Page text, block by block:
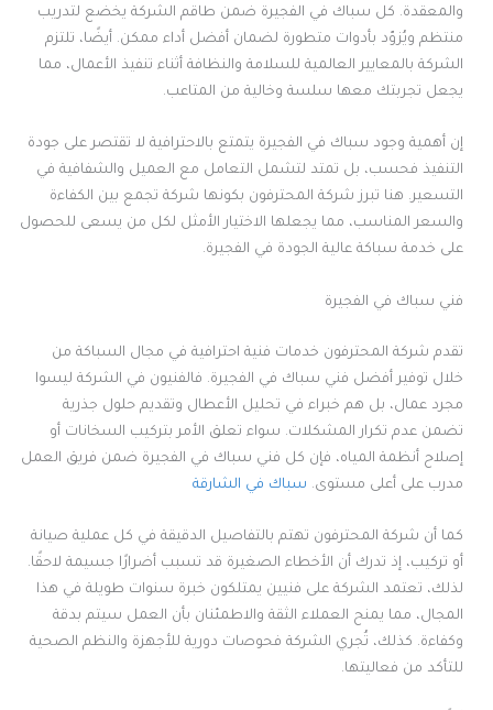
والمعقدة. كل سباك في الفجيرة ضمن طاقم الشركة يخضع لتدريب
منتظم ويُزوّد بأدوات متطورة لضمان أفضل أداء ممكن. أيضًا، تلتزم
الشركة بالمعايير العالمية للسلامة والنظافة أثناء تنفيذ الأعمال، مما
يجعل تجربتك معها سلسة وخالية من المتاعب.
إن أهمية وجود سباك في الفجيرة يتمتع بالاحترافية لا تقتصر على جودة
التنفيذ فحسب، بل تمتد لتشمل التعامل مع العميل والشفافية في
التسعير. هنا تبرز شركة المحترفون بكونها شركة تجمع بين الكفاءة
والسعر المناسب، مما يجعلها الاختيار الأمثل لكل من يسعى للحصول
على خدمة سباكة عالية الجودة في الفجيرة.
فني سباك في الفجيرة
تقدم شركة المحترفون خدمات فنية احترافية في مجال السباكة من
خلال توفير أفضل فني سباك في الفجيرة. فالفنيون في الشركة ليسوا
مجرد عمال، بل هم خبراء في تحليل الأعطال وتقديم حلول جذرية
تضمن عدم تكرار المشكلات. سواء تعلق الأمر بتركيب السخانات أو
إصلاح أنظمة المياه، فإن كل فني سباك في الفجيرة ضمن فريق العمل
مدرب على أعلى مستوى. سباك في الشارقة
كما أن شركة المحترفون تهتم بالتفاصيل الدقيقة في كل عملية صيانة
أو تركيب، إذ تدرك أن الأخطاء الصغيرة قد تسبب أضرارًا جسيمة لاحقًا.
لذلك، تعتمد الشركة على فنيين يمتلكون خبرة سنوات طويلة في هذا
المجال، مما يمنح العملاء الثقة والاطمئنان بأن العمل سيتم بدقة
وكفاءة. كذلك، تُجري الشركة فحوصات دورية للأجهزة والنظم الصحية
للتأكد من فعاليتها.